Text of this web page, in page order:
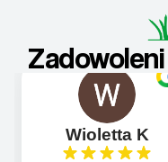
Wioletta K